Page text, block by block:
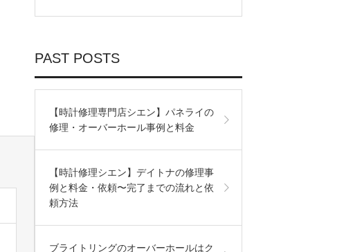
PAST POSTS
【時計修理専門店シエン】パネライの
修理・オーバーホール事例と料金
【時計修理シエン】デイトナの修理事
例と料金・依頼〜完了までの流れと依
頼方法
ブライトリングのオーバーホールはク